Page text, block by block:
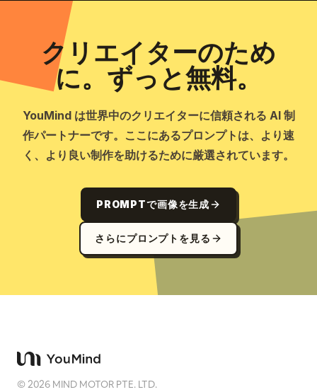
クリエイターのため
に。ずっと無料。
YouMind は世界中のクリエイターに信頼される AI 制
作パートナーです。ここにあるプロンプトは、より速
く、より良い制作を助けるために厳選されています。
PROMPTで画像を生成
さらにプロンプトを見る
©2026 MIND MOTOR PTE. LTD.